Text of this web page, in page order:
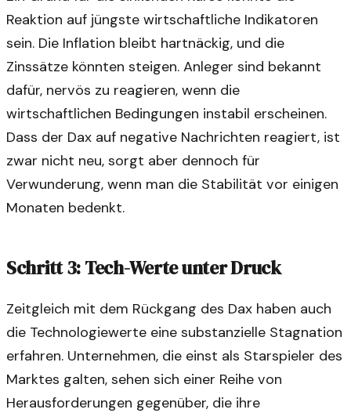
Reaktion auf jüngste wirtschaftliche Indikatoren
sein. Die Inflation bleibt hartnäckig, und die
Zinssätze könnten steigen. Anleger sind bekannt
dafür, nervös zu reagieren, wenn die
wirtschaftlichen Bedingungen instabil erscheinen.
Dass der Dax auf negative Nachrichten reagiert, ist
zwar nicht neu, sorgt aber dennoch für
Verwunderung, wenn man die Stabilität vor einigen
Monaten bedenkt.
Schritt 3: Tech-Werte unter Druck
Zeitgleich mit dem Rückgang des Dax haben auch
die Technologiewerte eine substanzielle Stagnation
erfahren. Unternehmen, die einst als Starspieler des
Marktes galten, sehen sich einer Reihe von
Herausforderungen gegenüber, die ihre